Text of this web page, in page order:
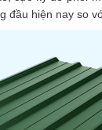
đầu hiện nay so